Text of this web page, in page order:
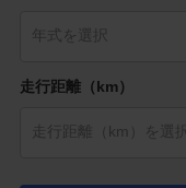
走行距離（km）